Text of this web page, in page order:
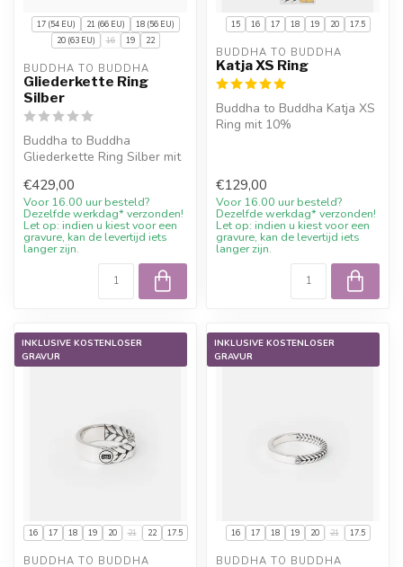
17 (54 EU) 21 (66 EU)
18 (56 EU)
20 (63 EU)
16 19 22
BUDDHA TO BUDDHA
Gliederkette Ring
Silber
Buddha to Buddha
Gliederkette Ring Silber mit
Gravur wenn...
€429,00
Voor 16.00 uur besteld?
Dezelfde werkdag* verzonden!
Let op: indien u kiest voor een
gravure, kan de levertijd iets
langer zijn.
15 16 17 18 19 20 17.5
BUDDHA TO BUDDHA
Katja XS Ring
Buddha to Buddha Katja XS
Ring mit 10%
€129,00
Voor 16.00 uur besteld?
Dezelfde werkdag* verzonden!
Let op: indien u kiest voor een
gravure, kan de levertijd iets
langer zijn.
INKLUSIVE KOSTENLOSER
GRAVUR
16 17 18 19 20 21 22 17.5
BUDDHA TO BUDDHA
INKLUSIVE KOSTENLOSER
GRAVUR
16 17 18 19 20 21 17.5
BUDDHA TO BUDDHA